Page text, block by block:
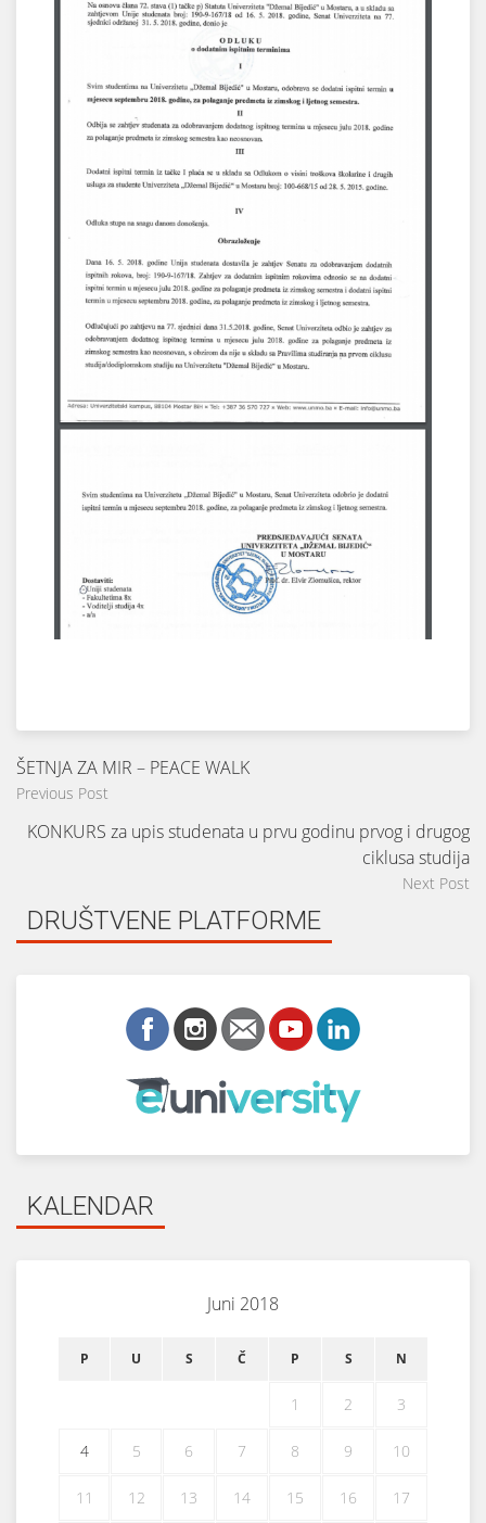
ŠETNJA ZA MIR – PEACE WALK
Previous Post
KONKURS za upis studenata u prvu godinu prvog i drugog
ciklusa studija
Next Post
DRUŠTVENE PLATFORME
KALENDAR
Juni 2018
P U S Č P S N
1 2 3
4 5 6 7 8 9 10
11 12 13 14 15 16 17